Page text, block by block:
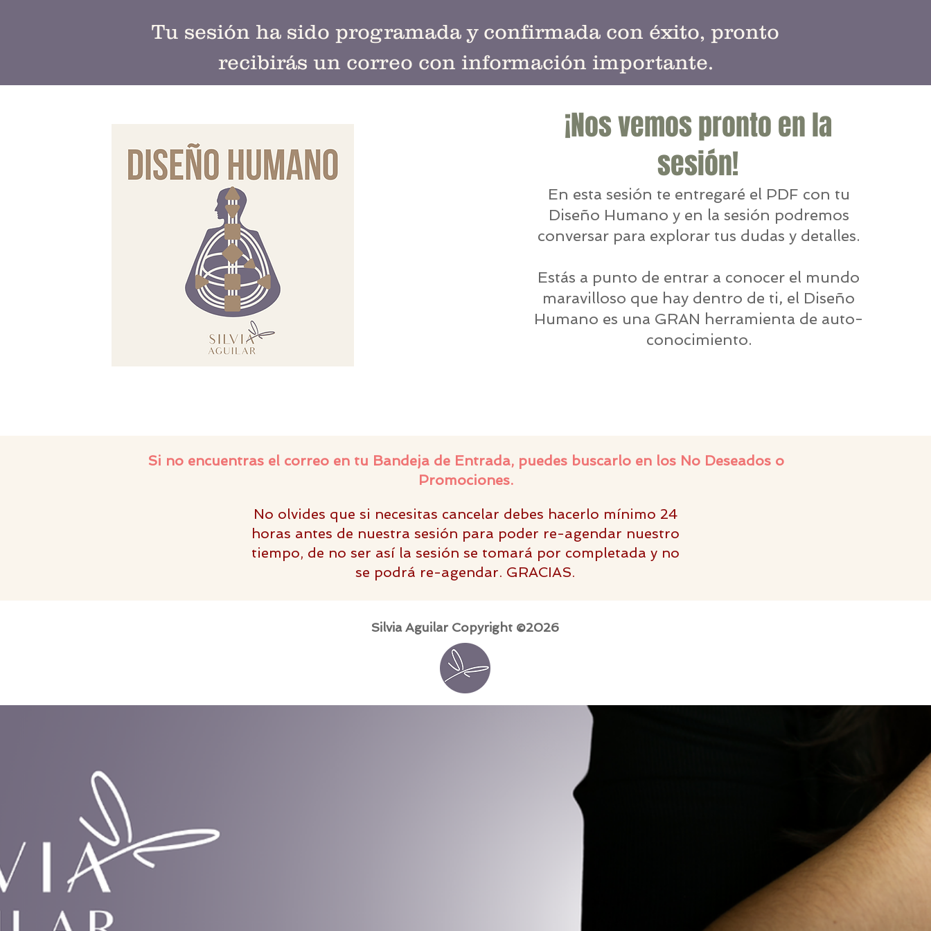
Tu sesión ha sido programada y confirmada con éxito, pronto
recibirás un correo con información importante.
¡Nos vemos pronto en la
sesión!
En esta sesión te entregaré el PDF con tu
Diseño Humano y en la sesión podremos
conversar para explorar tus dudas y detalles.
Estás a punto de entrar a conocer el mundo
maravilloso que hay dentro de ti, el Diseño
Humano es una GRAN herramienta de auto-
conocimiento.
Si no encuentras el correo en tu Bandeja de Entrada, puedes buscarlo en los No Deseados o
Promociones.
No olvides que si necesitas cancelar debes hacerlo mínimo 24
horas antes de nuestra sesión para poder re-agendar nuestro
tiempo, de no ser así la sesión se tomará por completada y no
se podrá re-agendar. GRACIAS.
Silvia Aguilar Copyright ©2026